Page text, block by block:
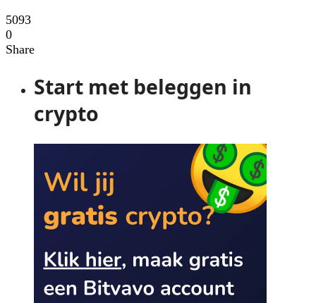
5093
0
Share
Start met beleggen in
crypto